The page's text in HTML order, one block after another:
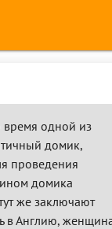
время одной из
домик,
проведения
домика
же заключают
в Англию,